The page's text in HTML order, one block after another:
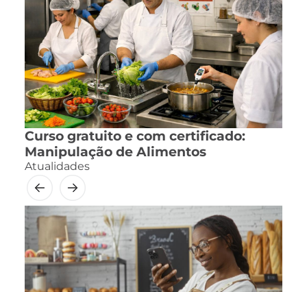
Curso gratuito e com certificado:
Manipulação de Alimentos
Atualidades